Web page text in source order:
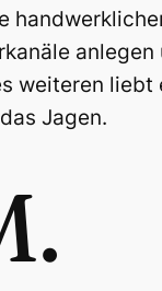
anlegen
weiteren liebt
Jagen.